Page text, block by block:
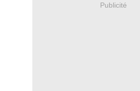
Publicité